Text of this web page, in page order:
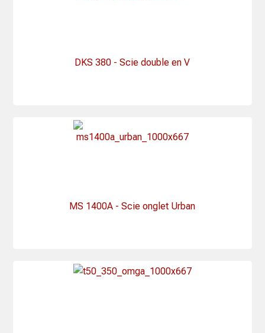
DKS 380 - Scie double en V
MS 1400A - Scie onglet Urban